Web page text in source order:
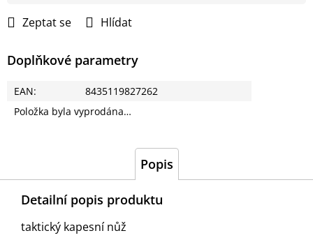
Zeptat se Hlídat
Doplňkové parametry
EAN:
8435119827262
Položka byla vyprodána…
cena:
Popis
Detailní popis produktu
taktický kapesní nůž